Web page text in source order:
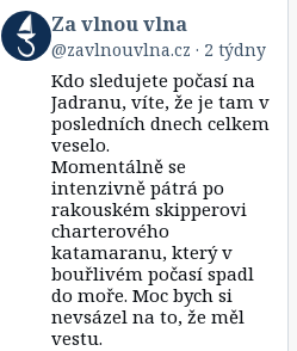
View
post
by
Bluesky
Za vlnou vlna
@zavlnouvlna.cz 2 týdny
Kdo sledujete počasí na
Jadranu, víte, že je tam v
posledních dnech celkem
veselo.
Momentálně se
intenzivně pátrá po
rakouském skipperovi
charterového
katamaranu, který v
bouřlivém počasí spadl
do moře. Moc bych si
nevsázel na to, že měl
vestu.